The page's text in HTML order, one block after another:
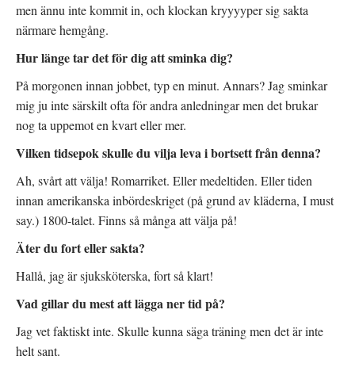
men ännu inte kommit in, och klockan kryyyyper sig sakta
närmare hemgång.
Hur länge tar det för dig att sminka dig?
På morgonen innan jobbet, typ en minut. Annars? Jag sminkar
mig ju inte särskilt ofta för andra anledningar men det brukar
nog ta uppemot en kvart eller mer.
Vilken tidsepok skulle du vilja leva i bortsett från denna?
Ah, svårt att välja! Romarriket. Eller medeltiden. Eller tiden
innan amerikanska inbördeskriget (på grund av kläderna, I must
say.) 1800-talet. Finns så många att välja på!
Äter du fort eller sakta?
Hallå, jag är sjuksköterska, fort så klart!
Vad gillar du mest att lägga ner tid på?
Jag vet faktiskt inte. Skulle kunna säga träning men det är inte
helt sant.